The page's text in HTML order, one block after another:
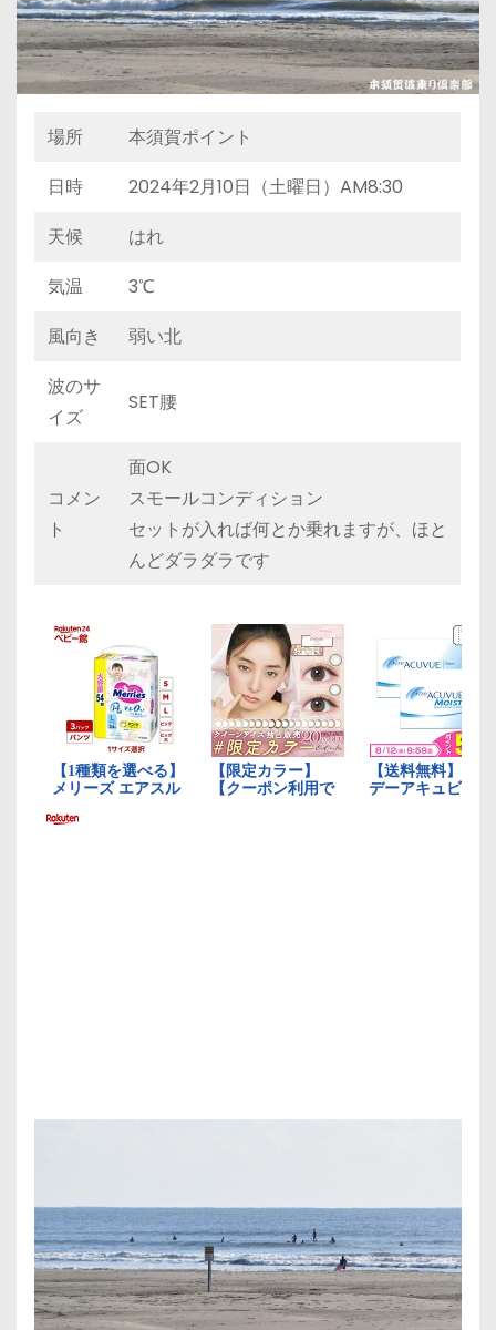
場所
本須賀ポイント
日時
2024年2月10日（土曜日）AM8:30
天候
はれ
気温
3℃
風向き
弱い北
波のサ
イズ
SET腰
コメン
ト
面OK
スモールコンディション
セットが入れば何とか乗れますが、ほと
んどダラダラです